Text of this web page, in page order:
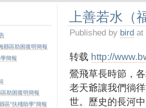
上善若水（
Published by bird at
转载 http://
鶯飛草長時節，
老天爺讓我們徜
世。歷史的長河
縣區助困復明簡報
簡報
助困復明簡報
區“扶殘助學”簡報